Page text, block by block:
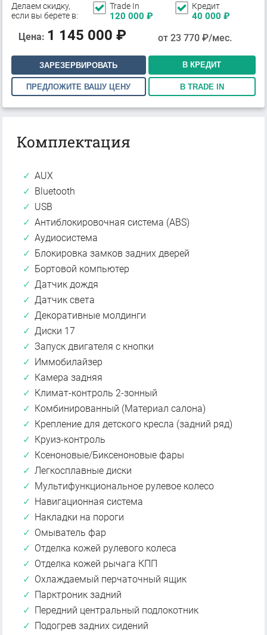
Делаем скидку,
если вы берете в:
Trade In
120 000 ₽
Кредит
40 000 ₽
Цена: 1 145 000 ₽ от 23 770₽/мес.
ЗАРЕЗЕРВИРОВАТЬ В КРЕДИТ
ПРЕДЛОЖИТЕ ВАШУ ЦЕНУ В TRADE IN
Комплектация
AUX
Bluetooth
USB
Антиблокировочная система (ABS)
Аудиосистема
Блокировка замков задних дверей
Бортовой компьютер
Датчик дождя
Датчик света
Декоративные молдинги
Диски 17
Запуск двигателя с кнопки
Иммобилайзер
Камера задняя
Климат-контроль 2-зонный
Комбинированный (Материал салона)
Крепление для детского кресла (задний ряд)
Круиз-контроль
Ксеноновые/Биксеноновые фары
Легкосплавные диски
Мультифункциональное рулевое колесо
Навигационная система
Накладки на пороги
Омыватель фар
Отделка кожей рулевого колеса
Отделка кожей рычага КПП
Охлаждаемый перчаточный ящик
Парктроник задний
Передний центральный подлокотник
Подогрев задних сидений